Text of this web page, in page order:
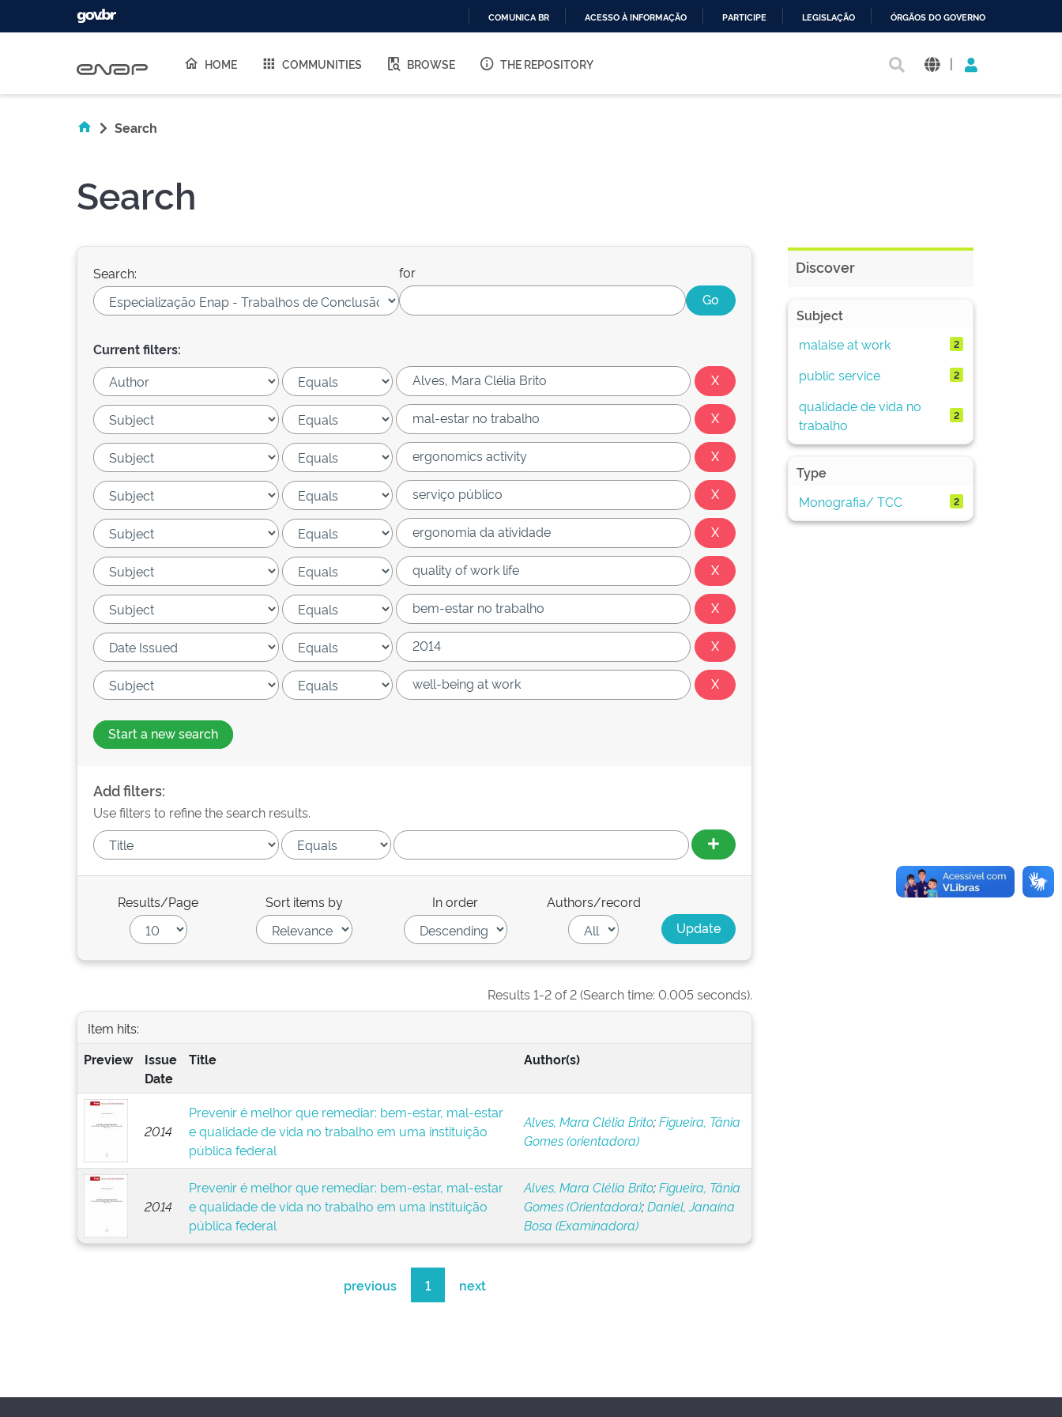
O
COMUNICA BR ACESSO À INFORMAÇÃO PARTICIPE LEGISLAÇÃO ÓRGÃOS DO GOVERNO
HOME COMMUNITIES BROWSE THE REPOSITORY |
Search
Search
Search: for
Current filters:
Start a new search
Add filters:
Use filters to refine the search results.
Results/Page Sort items by In order Authors/record
Results 1-2 of 2 (Search time: 0.005 seconds).
Item hits:
Preview
Issue
Date
Title Author(s)
2014
Prevenir é melhor que remediar: bem-estar, mal-estar
e qualidade de vida no trabalho em uma instituição
pública federal
Alves, Mara Clélia Brito;Figueira, Tânia
Gomes (orientadora)
2014
Prevenir é melhor que remediar: bem-estar, mal-estar
e qualidade de vida no trabalho em uma instituição
pública federal
Alves, Mara Clélia Brito;Figueira, Tânia
Gomes (Orientadora);Daniel, Janaína
Bosa (Examinadora)
previous 1 next
Discover
Subject
malaise at work
2
public service 2
qualidade de vida no
trabalho
2
Type
Monografia/ TCC
2